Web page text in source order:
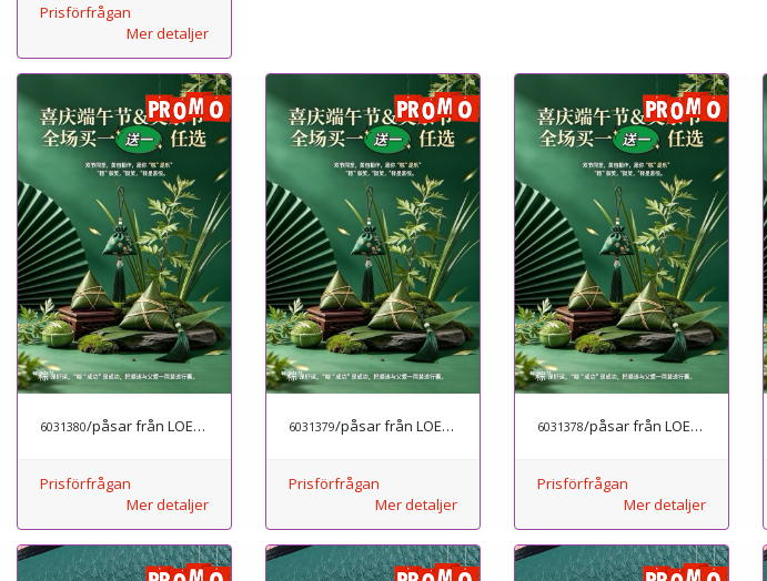
Prisförfrågan
Mer detaljer
6031380/påsar från LOEWE
Prisförfrågan
Mer detaljer
6031379/påsar från LOEWE
Prisförfrågan
Mer detaljer
6031378/påsar från LOEWE
Prisförfrågan
Mer detaljer